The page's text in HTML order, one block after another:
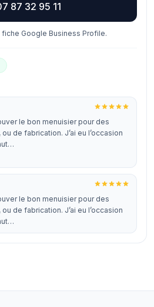
87 32 95 11
fiche Google Business Profile.
le bon menuisier pour des
de fabrication. J’ai eu l’occasion
le bon menuisier pour des
de fabrication. J’ai eu l’occasion